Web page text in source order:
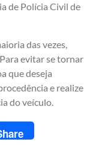
de Polícia Civil de
das vezes,
evitar se tornar
que deseja
e realize
do veículo.